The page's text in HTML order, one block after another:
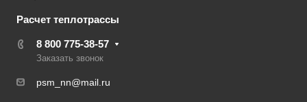
Расчет теплотрассы
8 800 775-38-57
Заказать звонок
psm_nn@mail.ru